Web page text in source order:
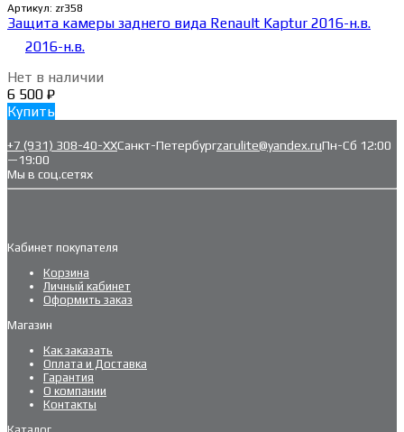
Артикул: zr358
Защита камеры заднего вида Renault Kaptur 2016-н.в.
Нет в наличии
6 500 ₽
Купить
+7 (931) 308-40-ХХСанкт-Петербургzarulite@yandex.ruПн-Сб 12:00
—19:00
Мы в соц.сетях
Кабинет покупателя
Корзина
Личный кабинет
Оформить заказ
Магазин
Как заказать
Оплата и Доставка
Гарантия
О компании
Контакты